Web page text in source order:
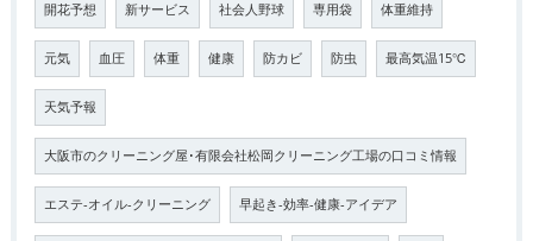
開花予想 新サービス 社会人野球 専用袋 体重維持
元気 血圧 体重 健康 防カビ 防虫 最高気温15℃
天気予報
大阪市のクリーニング屋･有限会社松岡クリーニング工場の口コミ情報
エステ-オイル-クリーニング 早起き-効率-健康-アイデア